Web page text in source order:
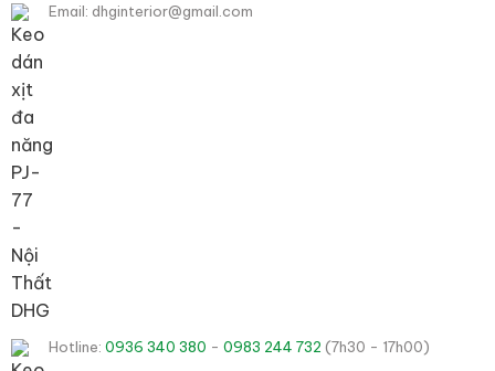
Email: dhginterior@gmail.com
Hotline: 0936 340 380 - 0983 244 732 (7h30 - 17h00)